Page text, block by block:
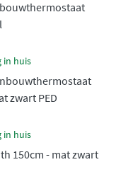
Je bedient de
kunt met één
en
zonder
voor
in huis
zwart PED
in huis
150cm - mat zwart